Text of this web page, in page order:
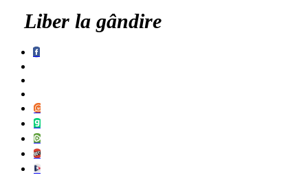
Liber la gândire